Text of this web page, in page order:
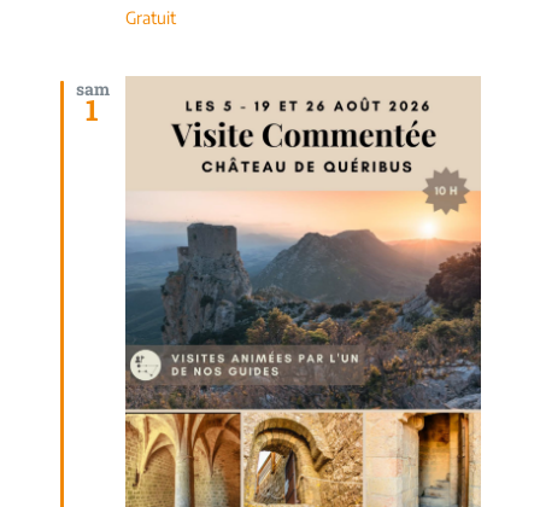
Gratuit
sam
1